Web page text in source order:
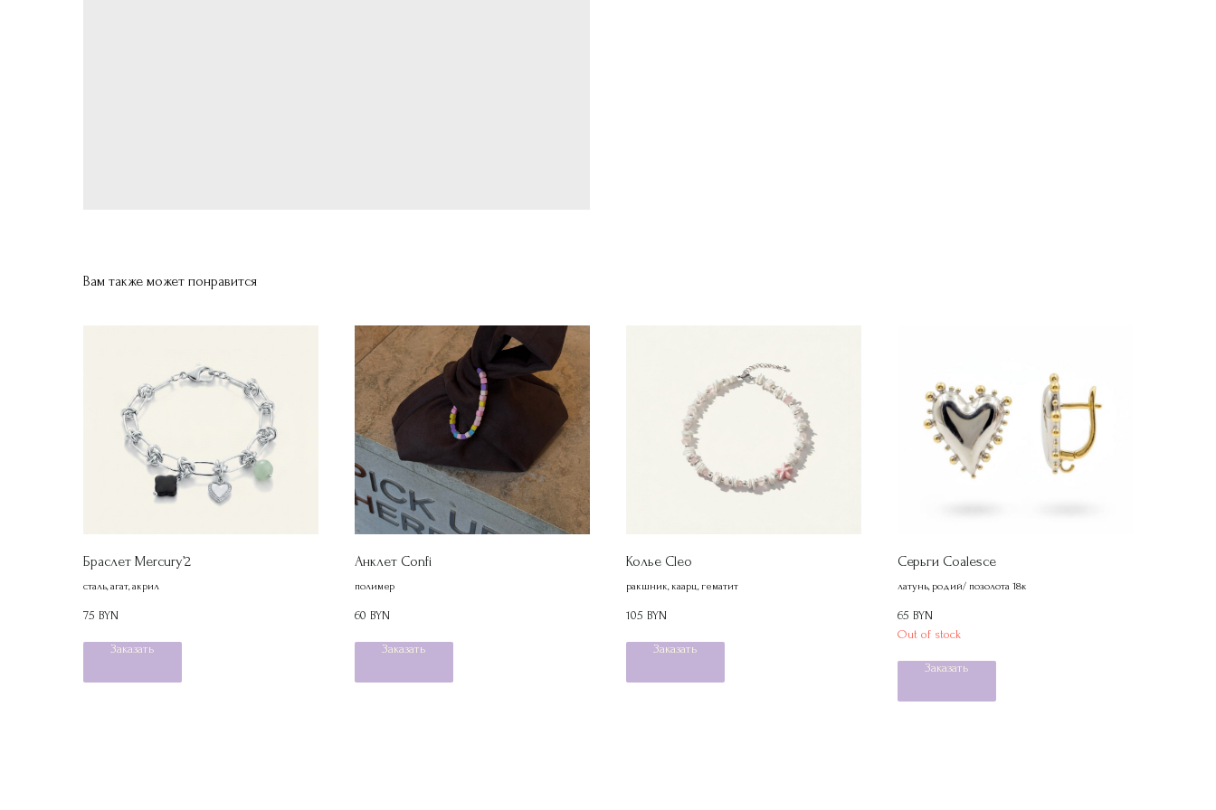
Вам также может понравится
Браслет Mercury’2
сталь, агат, акрил
75 BYN
Заказать
Анклет Confi
полимер
60 BYN
Заказать
Колье Cleo
ракшник, каарц, гематит
105 BYN
Заказать
Серьги Coalesce
латунь, родий/ позолота 18к
65 BYN
Out of stock
Заказать